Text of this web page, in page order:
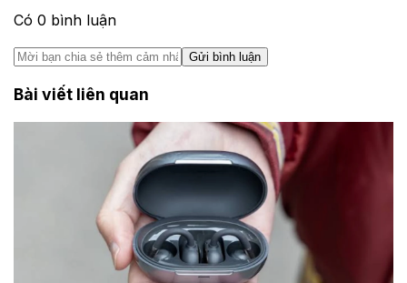
Có 0 bình luận
Gửi bình luận
Bài viết liên quan